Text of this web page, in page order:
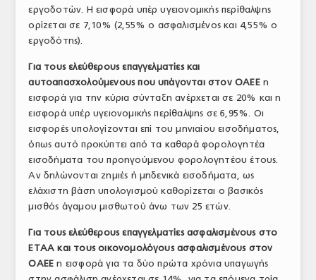
εργοδοτών. Η εισφορά υπέρ υγειονομικής περίθαλψης
ορίζεται σε 7,10% (2,55% ο ασφαλισμένος και 4,55% ο
εργοδότης).
Για τους ελεύθερους επαγγελματίες και
αυτοαπασχολούμενους που υπάγονται στον ΟΑΕΕη
εισφορά για την κύρια σύνταξη ανέρχεται σε 20% και η
εισφορά υπέρ υγειονομικής περίθαλψης σε 6,95%. Οι
εισφορές υπολογίζονται επί του μηνιαίου εισοδήματος,
όπως αυτό προκύπτει από τα καθαρά φορολογητέα
εισοδήματα του προηγούμενου φορολογητέου έτους.
Αν δηλώνονται ζημιές ή μηδενικά εισοδήματα, ως
ελάχιστη βάση υπολογισμού καθορίζεται ο βασικός
μισθός άγαμου μισθωτού άνω των 25 ετών.
Για τους ελεύθερους επαγγελματίες ασφαλισμένους στο
ΕΤΑΑ και τους οικονομολόγους ασφαλισμένους στον
ΟΑΕΕη εισφορά για τα δύο πρώτα χρόνια υπαγωγής